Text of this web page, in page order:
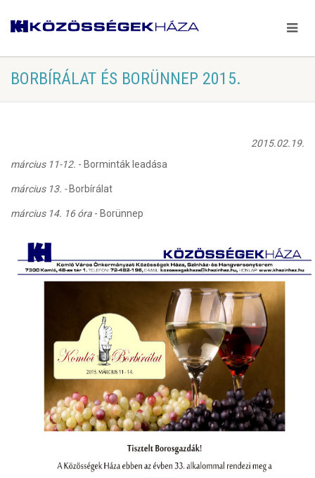
BORBÍRÁLAT ÉS BORÜNNEP 2015.
2015.02.19.
március 11-12. - Borminták leadása
március 13. - Borbírálat
március 14. 16 óra - Borünnep